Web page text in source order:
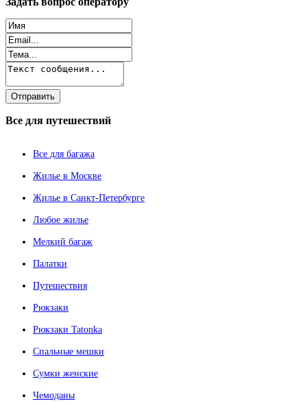
Все для путешествий
Все для багажа
Жилье в Москве
Жилье в Санкт-Петербурге
Любое жилье
Мелкий багаж
Палатки
Путешествия
Рюкзаки
Рюкзаки Tatonka
Спальные мешки
Сумки женские
Чемоданы